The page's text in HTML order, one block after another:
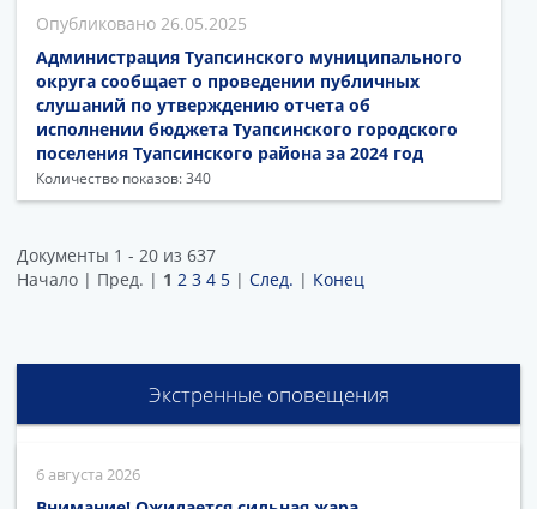
26.05.2025
Администрация Туапсинского муниципального
округа сообщает о проведении публичных
слушаний по утверждению отчета об
исполнении бюджета Туапсинского городского
поселения Туапсинского района за 2024 год
Количество показов: 340
Документы 1 - 20 из 637
Начало | Пред. | 1 2 3 4 5 | След. | Конец
Экстренные оповещения
6 августа 2026